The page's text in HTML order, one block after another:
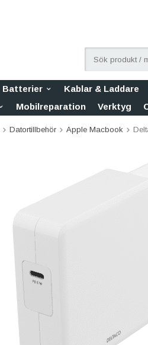
Batterier Kablar & Laddare
Mobilreparation Verktyg
Datortillbehör Apple Macbook